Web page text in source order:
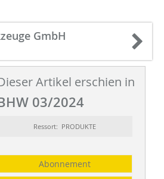
GmbH
Artikel erschien in
03/2024
Ressort: PRODUKTE
Abonnement